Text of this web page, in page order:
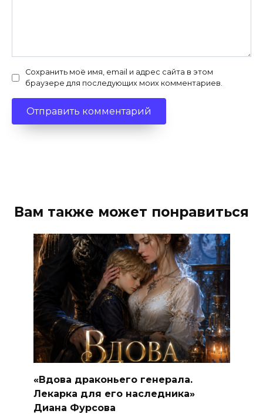
Сохранить моё имя, email и адрес сайта в этом
браузере для последующих моих комментариев.
Вам также может понравиться
«Вдова драконьего генерала.
Лекарка для его наследника»
Диана Фурсова